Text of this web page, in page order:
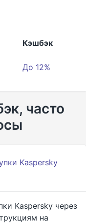
Кэшбэк
До 12%
часто
Kaspersky
Kaspersky через
на